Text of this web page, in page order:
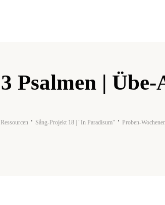
3 Psalmen | Übe-
Ressourcen Sång-Projekt 18 | "In Paradisum" Proben-